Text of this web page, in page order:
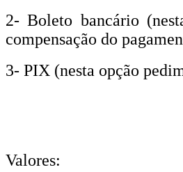
2- Boleto bancário
compensação do
3- PIX (nesta opção
Valores: